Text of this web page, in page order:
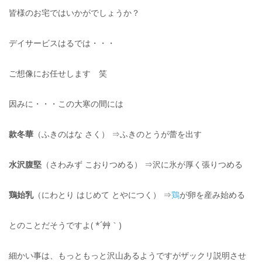
皆様のお宅ではいかがでしょうか？
デイサービスはるでは・・・
ご想像にお任せします 笑
因みに・・・この大寒の間には
款冬華 （ふきのはな さく） ⇒ふきのとうが蕾を出す
水沢腹堅 （さわみず こおりつめる） ⇒沢に氷が厚く張りつめる
鶏始乳（にわとり はじめて とやにつく） ⇒鶏が卵を産み始める
とのことだそうですよ( *´艸｀)
細かい事は、もっともっと沢山あるようですがザックリ説明させ